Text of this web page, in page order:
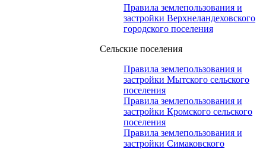
Правила землепользования и
застройки Верхнеландеховского
городского поселения
Сельские поселения
Правила землепользования и
застройки Мытского сельского
поселения
Правила землепользования и
застройки Кромского сельского
поселения
Правила землепользования и
застройки Симаковского